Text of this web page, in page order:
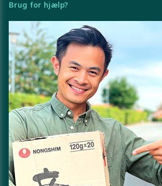
Brug for hjælp?